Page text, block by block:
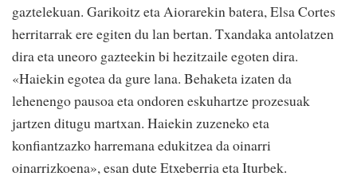
gaztelekuan. Garikoitz eta Aiorarekin batera, Elsa Cortes
herritarrak ere egiten du lan bertan. Txandaka antolatzen
dira eta uneoro gazteekin bi hezitzaile egoten dira.
«Haiekin egotea da gure lana. Behaketa izaten da
lehenengo pausoa eta ondoren eskuhartze prozesuak
jartzen ditugu martxan. Haiekin zuzeneko eta
konfiantzazko harremana edukitzea da oinarri
oinarrizkoena», esan dute Etxeberria eta Iturbek.